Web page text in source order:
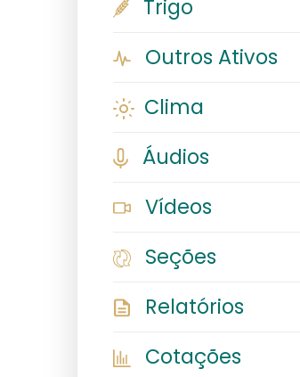
Trigo
Outros Ativos
Clima
Áudios
Vídeos
Seções
Relatórios
Cotações